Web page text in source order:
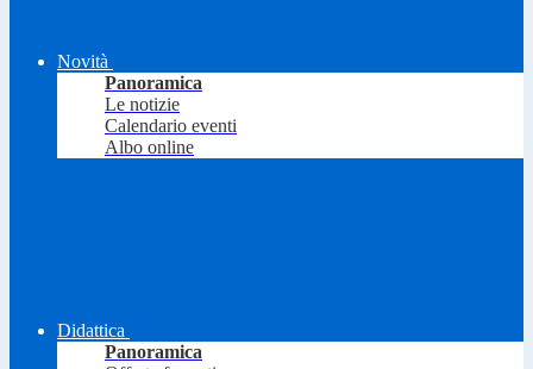
Novità
Panoramica
Le notizie
Calendario eventi
Albo online
Didattica
Panoramica